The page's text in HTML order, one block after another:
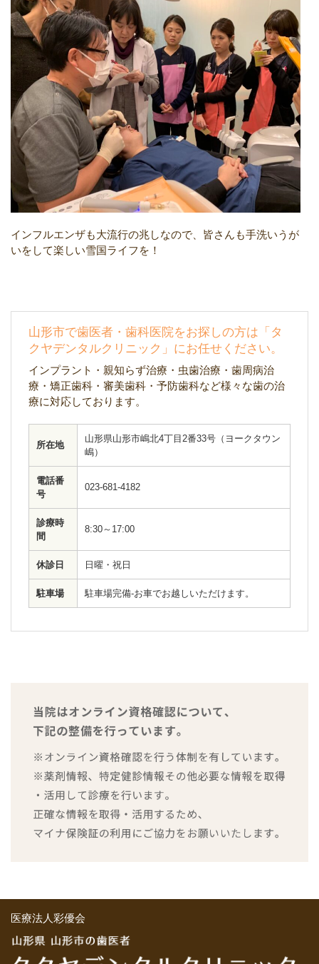
インフルエンザも大流行の兆しなので、皆さんも手洗いうが
いをして楽しい雪国ライフを！
山形市で歯医者・歯科医院をお探しの方は「タ
クヤデンタルクリニック」にお任せください。
インプラント・親知らず治療・虫歯治療・歯周病治
療・矯正歯科・審美歯科・予防歯科など様々な歯の治
療に対応しております。
所在地
山形県山形市嶋北4丁目2番33号（ヨークタウン
嶋）
電話番
号
023-681-4182
診療時
間
8:30～17:00
休診日 日曜・祝日
駐車場 駐車場完備-お車でお越しいただけます。
医療法人彩優会